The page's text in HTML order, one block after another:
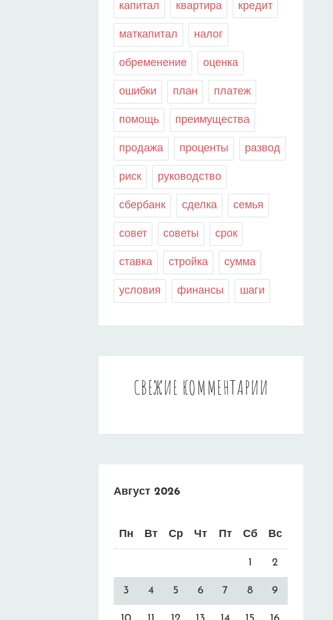
капитал квартира кредит
маткапитал налог
обременение оценка
ошибки план платеж
помощь преимущества
продажа проценты развод
риск руководство
сбербанк сделка семья
совет советы срок
ставка стройка сумма
условия финансы шаги
СВЕЖИЕ КОММЕНТАРИИ
Август 2026
Пн Вт Ср Чт Пт Сб Вс
1 2
3 4 5 6 7 8 9